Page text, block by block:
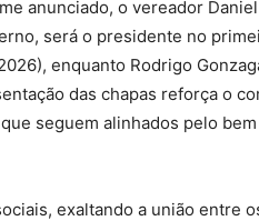
anunciado, o vereador
será o presidente no
enquanto Rodrigo
das chapas reforça o
seguem alinhados pelo
exaltando a união entre